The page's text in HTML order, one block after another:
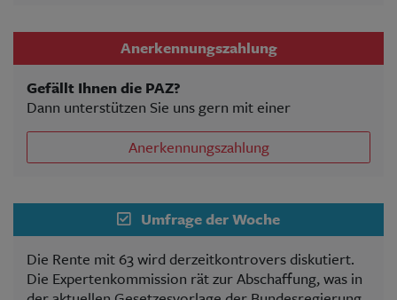
Anerkennungszahlung
Gefällt Ihnen die PAZ?
Dann unterstützen Sie uns gern mit einer
Anerkennungszahlung
Umfrage der Woche
Die Rente mit 63 wird derzeitkontrovers diskutiert.
Die Expertenkommission rät zur Abschaffung, was in